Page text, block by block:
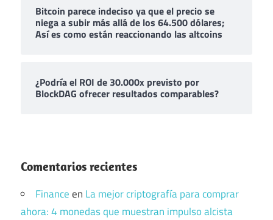
Bitcoin parece indeciso ya que el precio se
niega a subir más allá de los 64.500 dólares;
Así es como están reaccionando las altcoins
¿Podría el ROI de 30.000x previsto por
BlockDAG ofrecer resultados comparables?
Comentarios recientes
Financeen La mejor criptografía para comprar
ahora: 4 monedas que muestran impulso alcista